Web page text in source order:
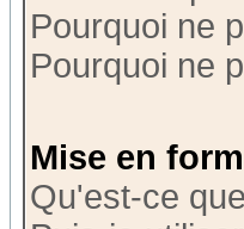
Pourquoi ne
Pourquoi ne
Mise en
Qu'est-ce